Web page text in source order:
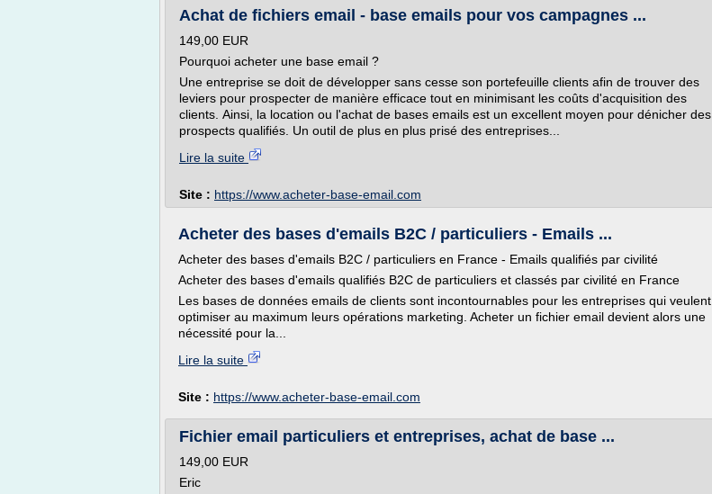
Achat de fichiers email - base emails pour vos campagnes ...
149,00 EUR
Pourquoi acheter une base email ?
Une entreprise se doit de développer sans cesse son portefeuille clients afin de trouver des
leviers pour prospecter de manière efficace tout en minimisant les coûts d'acquisition des
clients. Ainsi, la location ou l'achat de bases emails est un excellent moyen pour dénicher des
prospects qualifiés. Un outil de plus en plus prisé des entreprises...
Lire la suite
Site : https://www.acheter-base-email.com
Acheter des bases d'emails B2C / particuliers - Emails ...
Acheter des bases d'emails B2C / particuliers en France - Emails qualifiés par civilité
Acheter des bases d'emails qualifiés B2C de particuliers et classés par civilité en France
Les bases de données emails de clients sont incontournables pour les entreprises qui veulent
optimiser au maximum leurs opérations marketing. Acheter un fichier email devient alors une
nécessité pour la...
Lire la suite
Site : https://www.acheter-base-email.com
Fichier email particuliers et entreprises, achat de base ...
149,00 EUR
Eric